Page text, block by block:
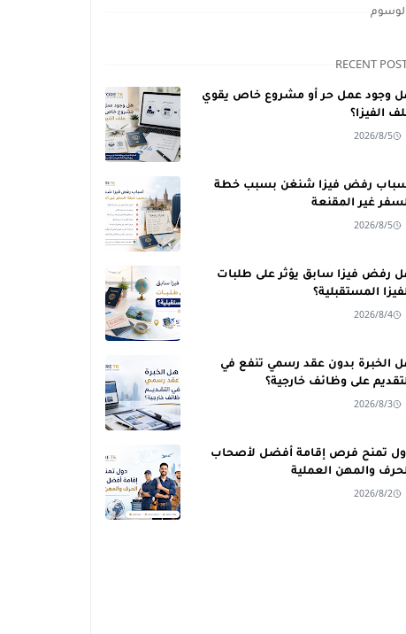
RECENT
وجود عمل حر أو مشروع خاص يقوي
الفيزا؟
2026/8/5
رفض فيزا شنغن بسبب خطة
غير المقنعة
2026/8/5
رفض فيزا سابق يؤثر على طلبات
المستقبلية؟
2026/8/4
الخبرة بدون عقد رسمي تنفع في
على وظائف خارجية؟
2026/8/3
تمنح فرص إقامة أفضل لأصحاب
والمهن العملية
2026/8/2